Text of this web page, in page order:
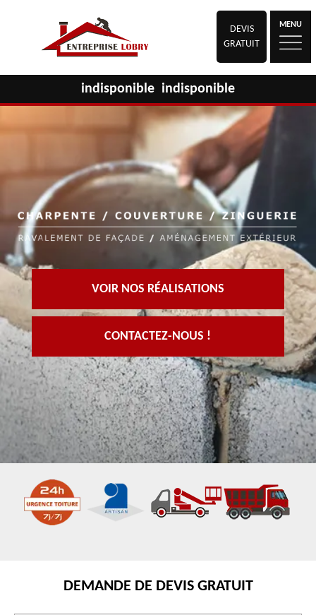
DEVIS
GRATUIT
MENU
indisponible indisponible
VOIR NOS RÉALISATIONS
CONTACTEZ-NOUS !
DEMANDE DE DEVIS GRATUIT